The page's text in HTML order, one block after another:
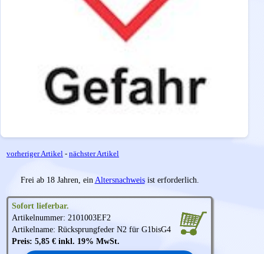
vorheriger Artikel - nächster Artikel
Frei ab 18 Jahren, ein Altersnachweisist erforderlich.
Sofort lieferbar.
Artikelnummer: 2101003EF2
Artikelname: Rücksprungfeder N2 für G1bisG4
Preis: 5,85 € inkl. 19% MwSt.